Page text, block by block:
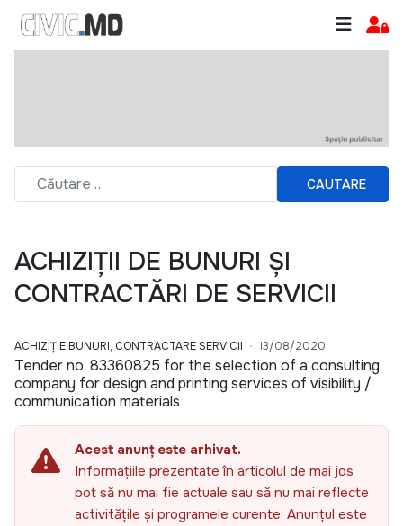
CAUTARE
ACHIZIȚII DE BUNURI ȘI
CONTRACTĂRI DE SERVICII
ACHIZIȚIE BUNURI, CONTRACTARE SERVICII 13/08/2020
Tender no. 83360825 for the selection of a consulting
company for design and printing services of visibility /
communication materials
Acest anunț este arhivat.
Informațiile prezentate în articolul de mai jos
pot să nu mai fie actuale sau să nu mai reflecte
activitățile și programele curente. Anunțul este